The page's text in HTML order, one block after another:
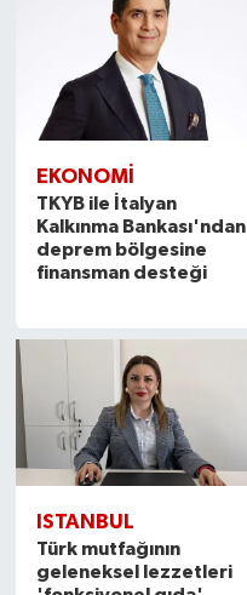
EKONOMI
TKYB ile İtalyan
Kalkınma Bankası'ndan
deprem bölgesine
finansman desteği
ISTANBUL
Türk mutfağının
geleneksel lezzetleri